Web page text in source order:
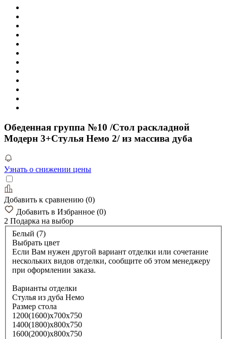
Обеденная группа №10 /Стол раскладной
Модерн 3+Стулья Немо 2/ из массива дуба
Узнать о снижении цены
Добавить к сравнению (0)
Добавить в Избранное (0)
2 Подарка на выбор
Белый (7)
Выбрать цвет
Если Вам нужен другой вариант отделки или сочетание
нескольких видов отделки, сообщите об этом менеджеру
при оформлении заказа.
Варианты отделки
Стулья из дуба Немо
Размер стола
1200(1600)х700х750
1400(1800)х800х750
1600(2000)х800х750